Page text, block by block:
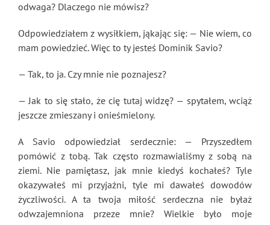
odwaga? Dlaczego nie mówisz?
Odpowiedziałem z wysiłkiem, jąkając się: — Nie wiem, co
mam powiedzieć. Więc to ty jesteś Dominik Savio?
— Tak, to ja. Czy mnie nie poznajesz?
— Jak to się stało, że cię tutaj widzę? — spytałem, wciąż
jeszcze zmieszany i onieśmielony.
A Savio odpowiedział serdecznie: — Przyszedłem
pomówić z tobą. Tak często rozmawialiśmy z sobą na
ziemi. Nie pamiętasz, jak mnie kiedyś kochałeś? Tyle
okazywałeś mi przyjaźni, tyle mi dawałeś dowodów
życzliwości. A ta twoja miłość serdeczna nie byłaż
odwzajemniona przeze mnie? Wielkie było moje